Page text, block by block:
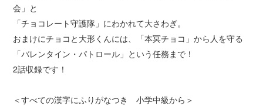
会」と
「チョコレート守護隊」にわかれて大さわぎ。
おまけにチョコと大形くんには、「本冥チョコ」から人を守る
「バレンタイン・パトロール」という任務まで！
2話収録です！
＜すべての漢字にふりがなつき 小学中級から＞